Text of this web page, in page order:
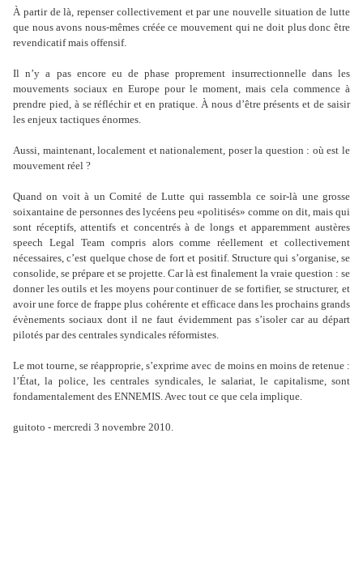
À partir de là, repenser collectivement et par une nouvelle situation de lutte
que nous avons nous-mêmes créée ce mouvement qui ne doit plus donc être
revendicatif mais offensif.
Il n’y a pas encore eu de phase proprement insurrectionnelle dans les
mouvements sociaux en Europe pour le moment, mais cela commence à
prendre pied, à se réfléchir et en pratique. À nous d’être présents et de saisir
les enjeux tactiques énormes.
Aussi, maintenant, localement et nationalement, poser la question : où est le
mouvement réel ?
Quand on voit à un Comité de Lutte qui rassembla ce soir-là une grosse
soixantaine de personnes des lycéens peu «politisés» comme on dit, mais qui
sont réceptifs, attentifs et concentrés à de longs et apparemment austères
speech Legal Team compris alors comme réellement et collectivement
nécessaires, c’est quelque chose de fort et positif. Structure qui s’organise, se
consolide, se prépare et se projette. Car là est finalement la vraie question : se
donner les outils et les moyens pour continuer de se fortifier, se structurer, et
avoir une force de frappe plus cohérente et efficace dans les prochains grands
évènements sociaux dont il ne faut évidemment pas s’isoler car au départ
pilotés par des centrales syndicales réformistes.
Le mot tourne, se réapproprie, s’exprime avec de moins en moins de retenue :
l’État, la police, les centrales syndicales, le salariat, le capitalisme, sont
fondamentalement des ENNEMIS. Avec tout ce que cela implique.
guitoto - mercredi 3 novembre 2010.